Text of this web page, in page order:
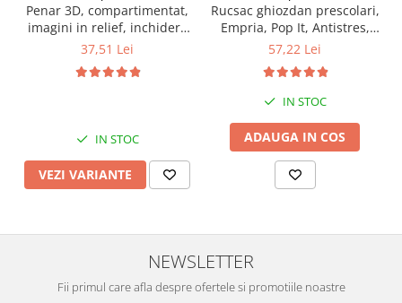
Penar 3D, compartimentat,
imagini in relief, inchidere
cu fermoar, pentru scoala si
modele
37,51 Lei
IN STOC
VEZI VARIANTE
Rucsac ghiozdan prescolari,
Empria, Pop It, Antistres,
Rainbow
57,22 Lei
IN STOC
ADAUGA IN COS
NEWSLETTER
Fii primul care afla despre ofertele si promotiile noastre